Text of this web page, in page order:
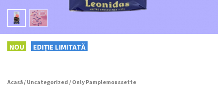
NOU EDIȚIE LIMITATĂ
Acasă / Uncategorized / Only Pamplemoussette